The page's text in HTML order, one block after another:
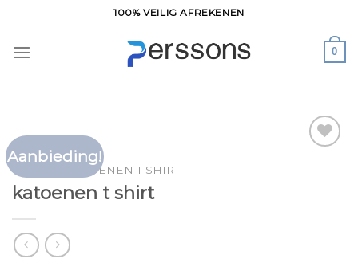
inhoud
100% VEILIG AFREKENEN
0
Aanbieding!
HOME KATOENEN T SHIRT
katoenen t shirt